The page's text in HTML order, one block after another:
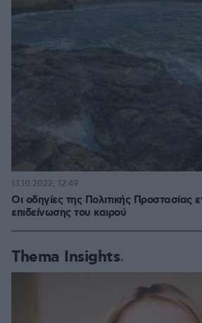
Οι οδηγίες της Πολιτικής Προστασίας
επιδείνωσης του καιρού
13.10.2022, 12:49
Thema Insights